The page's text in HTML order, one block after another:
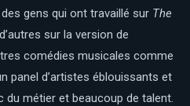
gens qui ont travaillé sur The
sur la version de
comédies musicales comme
panel d’artistes éblouissants et
du métier et beaucoup de talent.